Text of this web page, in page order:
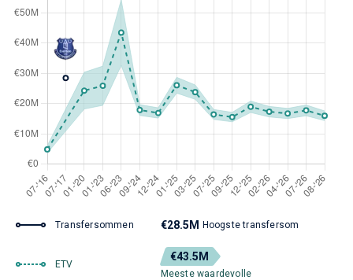
Transfersommen €28.5M Hoogste transfersom
ETV
€43.5M
Meeste waardevolle